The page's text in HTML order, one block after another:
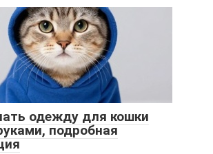
одежду для кошки
подробная